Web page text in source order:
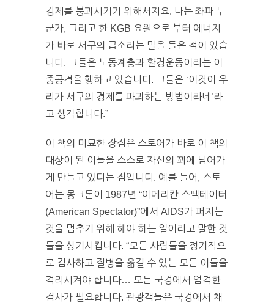
경제를 붕괴시키기 위해서지요. 나는 좌파 누
군가, 그리고 한 KGB 요원으로 부터 에너지
가 바로 서구의 급소라는 말을 들은 적이 있습
니다. 그들은 노동계층과 환경운동이라는 이
중공격을 행하고 있습니다. 그들은 ‘이것이 우
리가 서구의 경제를 파괴하는 방법이라네’라
고 생각합니다.”
이 책의 미묘한 장점은 스토어가 바로 이 책의
대상이 된 이들을 스스로 자신의 꾀에 넘어가
게 만들고 있다는 점입니다. 예를 들어, 스토
어는 몽크톤이 1987년 “아메리칸 스펙테이터
(American Spectator)”에서 AIDS가 퍼지는
것을 멈추기 위해 해야 하는 일이라고 말한 것
들을 상기시킵니다. “모든 사람들을 정기적으
로 검사하고 질병을 옮길 수 있는 모든 이들을
격리시켜야 합니다… 모든 국경에서 엄격한
검사가 필요합니다. 관광객들은 국경에서 채